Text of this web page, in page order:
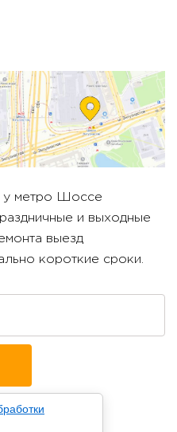
у метро Шоссе
и выходные
выезд
короткие сроки.